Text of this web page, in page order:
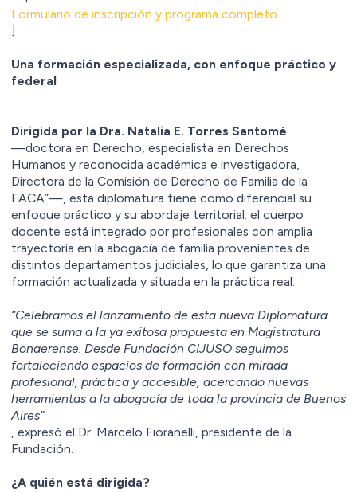
Formulario de inscripción y programa completo
]
Una formación especializada, con enfoque práctico y
federal
Dirigida por la Dra. Natalia E. Torres Santomé
—doctora en Derecho, especialista en Derechos
Humanos y reconocida académica e investigadora,
Directora de la Comisión de Derecho de Familia de la
FACA”—, esta diplomatura tiene como diferencial su
enfoque práctico y su abordaje territorial: el cuerpo
docente está integrado por profesionales con amplia
trayectoria en la abogacía de familia provenientes de
distintos departamentos judiciales, lo que garantiza una
formación actualizada y situada en la práctica real.
⁠“Celebramos el lanzamiento de esta nueva Diplomatura
que se suma a la ya exitosa propuesta en Magistratura
Bonaerense. Desde Fundación CIJUSO seguimos
fortaleciendo espacios de formación con mirada
profesional, práctica y accesible, acercando nuevas
herramientas a la abogacía de toda la provincia de Buenos
Aires”
, expresó el Dr. Marcelo Fioranelli, presidente de la
Fundación.
¿A quién está dirigida?